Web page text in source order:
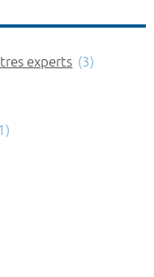
experts (3)